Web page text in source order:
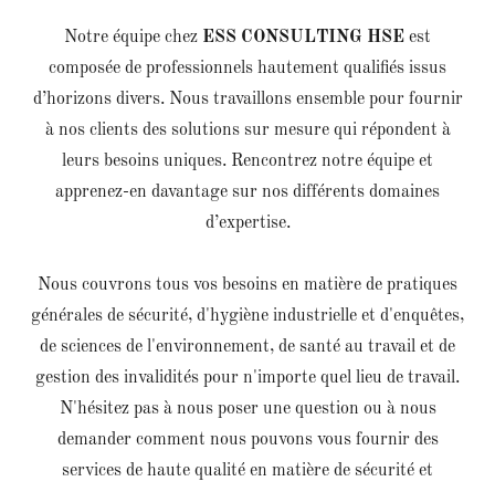
Notre équipe chez ESS CONSULTING HSE est
composée de professionnels hautement qualifiés issus
d’horizons divers. Nous travaillons ensemble pour fournir
à nos clients des solutions sur mesure qui répondent à
leurs besoins uniques. Rencontrez notre équipe et
apprenez-en davantage sur nos différents domaines
d’expertise.
Nous couvrons tous vos besoins en matière de pratiques
générales de sécurité, d'hygiène industrielle et d'enquêtes,
de sciences de l'environnement, de santé au travail et de
gestion des invalidités pour n'importe quel lieu de travail.
N'hésitez pas à nous poser une question ou à nous
demander comment nous pouvons vous fournir des
services de haute qualité en matière de sécurité et